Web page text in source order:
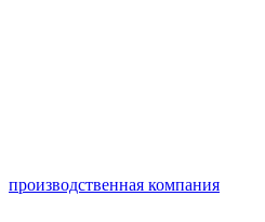
производственная компания